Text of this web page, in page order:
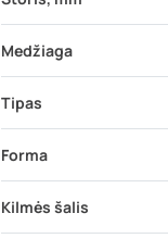
Medžiaga
Tipas
Forma
Kilmės šalis